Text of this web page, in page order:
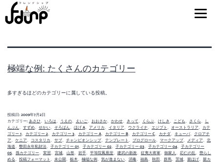
カテゴリー:
極端な例: たくさんのカテゴリー
多すぎるほどのカテゴリーに属している投稿。
投稿日: 2009年7月2日
カテゴリー: あさひ、 いろは 、 うえの、 えいご、 おおさか、 かわせ、 きって 、 くらぶ、 けしき 、 こども 、 さくら 、 し
んぶん、 すずめ、 せかい、 そろばん、 ほげ A、 アメリカ 、 イタリア、 ウクライナ、 エジプト 、 オーストラリア、 カテ
ゴリー 1、 カテゴリー 2、 カテゴリー 3、 カテゴリー A、 カテゴリー B、 カテゴリー C、 カナダ、 キューバ、 クロアチ
ア、 ケニア、 コスタリカ 、 サブ、 チャンピオンシップ、 テンプレート 、 ブログロール、 マークアップ、 メディア、 北
海道 、 墾田永年私財法、 子カテゴリー 01、 子カテゴリー 02、 子カテゴリー 03、 子カテゴリー 04、 子カテゴリー
05、 孫カテゴリー、 実習、 宮城、 山形、 岩手、 平等院鳳凰堂、 建武の新政、 征夷大将軍、 御家人 、 応仁の乱、 懲らし
める 、 投稿フォーマット 、 未公開、 栃木、 極端な例、 気が進まない、 消毒、 福島、 秋田 、 群馬、 茨城、 親ほげ、 親カ